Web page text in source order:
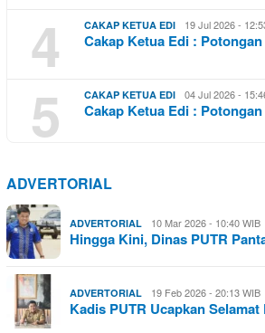
4 CAKAP KETUA EDI 19 Jul 2026 -
Cakap Ketua Edi :
5 CAKAP KETUA EDI 04 Jul 2026 -
Cakap Ketua Edi :
ADVERTORIAL
ADVERTORIAL 10 Mar 2026 - 10:40 WIB
Hingga Kini, Dinas PUTR
ADVERTORIAL 19 Feb 2026 - 20:13 WIB
Kadis PUTR Ucapkan